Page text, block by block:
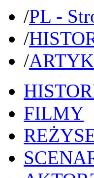
/PL -
/
/
FILMY